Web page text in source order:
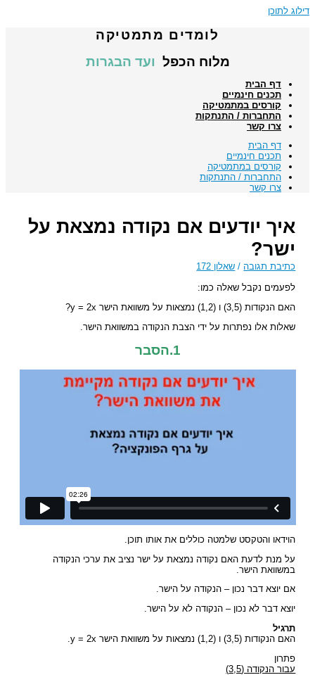
דילוג לתוכן
לומדים מתמטיקה
מלוח הכפל ועד הבגרות
דף הבית
תכנים חינמיים
קורסים במתמטיקה
התחברות / התנתקות
צרו קשר
דף הבית
תכנים חינמיים
קורסים במתמטיקה
התחברות / התנתקות
צרו קשר
איך יודעים אם נקודה נמצאת על
ישר?
כתיבת תגובה / שאלון 172
לפעמים נקבל שאלה כמו:
האם הנקודות (3,5) ו (1,2) נמצאות על משוואת הישר y = 2x?
שאלות אלו נפתרות על ידי הצבת הנקודה במשוואת הישר.
1.הסבר
הוידאו והטקסט שלמטה כוללים את אותו תוכן.
על מנת לדעת האם נקודה נמצאת על ישר נציב את ערכי הנקודה
במשוואת הישר.
אם יוצא דבר נכון – הנקודה על הישר.
יוצא דבר לא נכון – הנקודה לא על הישר.
תרגיל
האם הנקודות (3,5) ו (1,2) נמצאות על משוואת הישר y = 2x.
פתרון
עבור הנקודה (3,5)